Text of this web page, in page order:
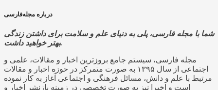
درباره مجله‌فارسی
شما با مجله فارسی، پلی به دنیای علم و سلامت برای داشتن زندگی
بهتر خواهید داشت.
مجله فارسی، سیستم جامع بروزترین اخبار و مقالات، علمی و
اجتماعی از سال ۱۳۹۵ به صورت متمرکز در حوزه اخبار و مقالات
مرتبط با علم و دانش، مسائل فرهنگی و اجتماعی آغاز به کار نموده
است و اخیرا نیز به صورت تخصصی در زمینه بازنشر اخبار و